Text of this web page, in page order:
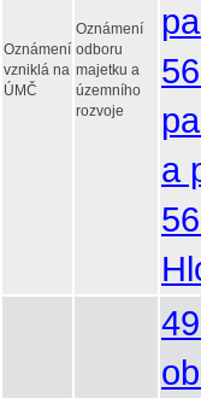
Oznámení
vzniklá na
ÚMČ
Oznámení
odboru
majetku a
územního
rozvoje
a